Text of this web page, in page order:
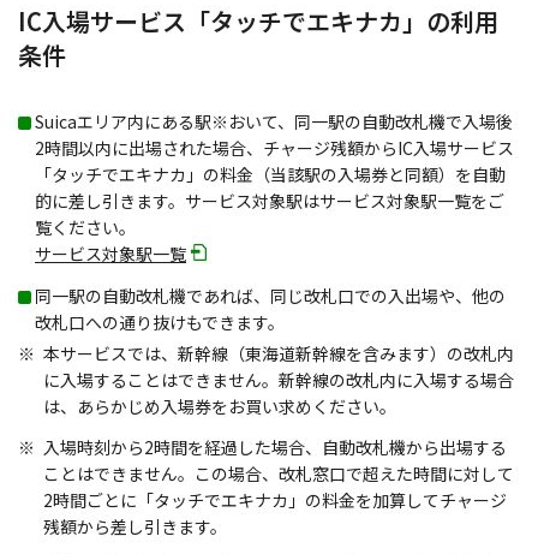
IC入場サービス「タッチでエキナカ」の利用
条件
Suicaエリア内にある駅※おいて、同一駅の自動改札機で入場後
2時間以内に出場された場合、チャージ残額からIC入場サービス
「タッチでエキナカ」の料金（当該駅の入場券と同額）を自動
的に差し引きます。サービス対象駅はサービス対象駅一覧をご
覧ください。
サービス対象駅一覧
同一駅の自動改札機であれば、同じ改札口での入出場や、他の
改札口への通り抜けもできます。
本サービスでは、新幹線（東海道新幹線を含みます）の改札内
に入場することはできません。新幹線の改札内に入場する場合
は、あらかじめ入場券をお買い求めください。
入場時刻から2時間を経過した場合、自動改札機から出場する
ことはできません。この場合、改札窓口で超えた時間に対して
2時間ごとに「タッチでエキナカ」の料金を加算してチャージ
残額から差し引きます。